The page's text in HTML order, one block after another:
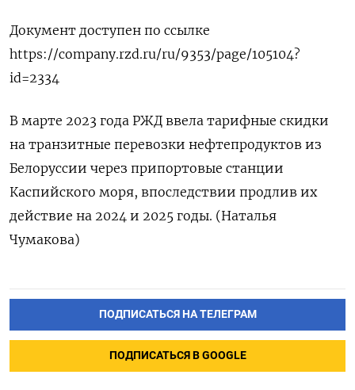
Документ доступен по ссылке
https://company.rzd.ru/ru/9353/page/105104?
id=2334
В марте 2023 года РЖД ввела тарифные скидки
на транзитные перевозки нефтепродуктов из
Белоруссии через припортовые станции
Каспийского моря, впоследствии продлив их
действие на 2024 и 2025 годы. (Наталья
Чумакова)
ПОДПИСАТЬСЯ НА ТЕЛЕГРАМ
ПОДПИСАТЬСЯ В GOOGLE